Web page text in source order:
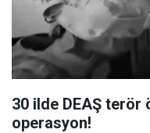
30 ilde DEAŞ terör
operasyon!